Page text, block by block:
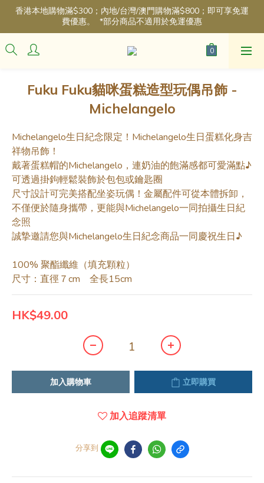
香港本地購物滿$300；內地/台灣/澳門購物滿$800；即可享免運
費優惠。  *部分商品不適用於免運優惠
Fuku Fuku貓咪蛋糕造型玩偶吊飾 -
Michelangelo
Michelangelo生日紀念限定！Michelangelo生日蛋糕化身吉
祥物吊飾！
戴著蛋糕帽的Michelangelo，連奶油的飽滿感都可愛滿點♪
可透過掛鉤輕鬆裝飾於包包或鑰匙圈
尺寸設計可完美搭配坐姿玩偶！金屬配件可從本體拆卸，
不僅便於隨身攜帶，更能與Michelangelo一同拍攝生日紀
念照
誠摯邀請您與Michelangelo生日紀念商品一同慶祝生日♪
100% 聚酯纖維（填充顆粒）
尺寸：直徑７cm　全長15cm
HK$49.00
加入購物車 立即購買
加入追蹤清單
分享到